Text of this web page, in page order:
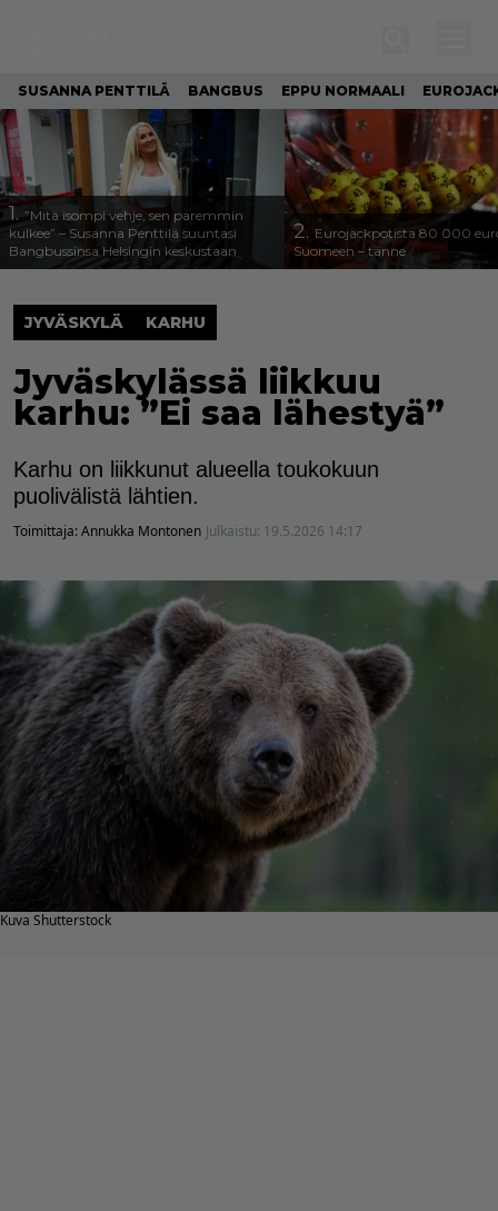
SUSANNA PENTTILÄ BANGBUS EPPU NORMAALI
1.”Mitä isompi vehje, sen paremmin
kulkee” – Susanna Penttilä suuntasi
Bangbussinsa Helsingin keskustaan
2. Eurojackpotista 80 000
Suomeen – tänne
JYVÄSKYLÄ KARHU
Jyväskylässä liikkuu
karhu: ”Ei saa lähestyä”
Karhu on liikkunut alueella toukokuun
puolivälistä lähtien.
Toimittaja:Annukka Montonen Julkaistu: 19.5.2026 14:17
Kuva Shutterstock